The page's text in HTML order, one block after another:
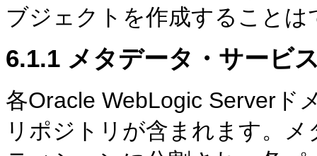
ブジェクトを作成することは
6.1.1 メタデータ・サービ
各Oracle WebLogic Serverド
リポジトリが含まれます。